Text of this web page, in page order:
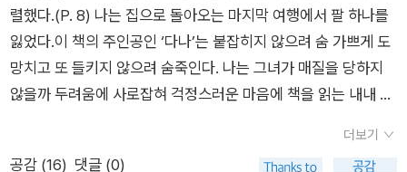
해도, 무상으로 그것을 얻을 수 있기 때문에 편리하다고 생각되더
라도, 훨씬 더 소박하고 덜 흥분되는 진실, 차근차근, 지름길로 가
지 않고 공부와 토론과 추론을 통해 얻을 수 있는 진실, 확인되고
입증될 수 있는 진실에 만족하는 게 훨씬 더 좋다. (304, 그리고
용하는 레비의 말이 좋다.)-사실 우리의 미래는 외적 요인들, 우
치는 내가 쓴 것보다 훨씬 무궁무진하다. 아우슈비츠에서 이미 파
괴되어 버린 '인간'의 척도를 다시 성찰하는 작가의 모습은 날카
롭고, 그 자체로 인간적이다. 그리고 지금 나는, '인간'에 대한 기
대를 완전히 상실한 지금에 서서, 이 책을 딛고 서서 묻고 싶다.
한다 중).'라고 했던 레비의 말대로, 우리의 심정 저 끝에 또아리
를 틀고 있고, 또한 세계 곳곳에서 자행되고 있는 파시즘을 영원
히 경고하는 작품이다.
한, 신의 대리자인 왕이 부여한 권능으로 말미암아 민족 안에서
계급을 합리화하는 수단이 되었다. 이러한 비과학적 신념 또는 신
앙은 자기 자신 이외의 다른 민족을 복속하고 노예로 삼는 것에
대해 정당성을 부여했다. 그러나 르네상스 이후 과학은 전 지구의
모든 인간이 동일한 핏줄에서 나왔고 인종의 색이나 능력 등은 환
자살로서 그 의미없는 반복을 고발하려 했는지도모른다.이 책의
저자는 바로 이 극한 상황까지 자신의 삶을 기록했다는 점이다.
그렇기 때문에 그의 기록은 여전히 우리에게 십자가의 예수를 조
롱하는 무책임한 단어를 고발하는하나의 사실로 다가온다는 점
험이 없는 사람은 그것은 영원히 하나의 허상 혹은 자신의 상상으
로 존재하는 것처럼.....프리모 레비는 이런 현실에 절망하지 않았
엘리베이터(라기보다는 딱 승강기)를 이용했다.광산 투어를 마치
고 부근 호텔레스토랑에서 점심을 먹은 뒤 일행은 아우슈비츠로
향했다. 사실 많은 영화와 자료에서 봤던 곳이라 수용소 정문을
들어설 때는 영화 속 장면으로 들어가는 느낌조차 들었다(최근의
‘존 오브 인터레스트‘도 그렇다). 유럽 전역의 유대인의 분리와 집
결, 이송과 ‘해결‘에 이르는 전과정이 수용소 막사별로 주제를 달
렬했다.(P. 8) 나는 집으로 돌아오는 마지막 여행에서 팔 하나를
잃었다.이 책의 주인공인 ‘다나’는 붙잡히지 않으려 숨 가쁘게 도
망치고 또 들키지 않으려 숨죽인다. 나는 그녀가 매질을 당하지
않을까 두려움에 사로잡혀 걱정스러운 마음에 책을 읽는 내내 미
고 날카로운 것으로 찔리는 느낌까지 ... 휴...예전에 <리틀 라이
더보기
공감 (16) 댓글 (0)